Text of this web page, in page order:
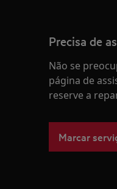
Precisa de
Não se
página de
reserve a
Marcar